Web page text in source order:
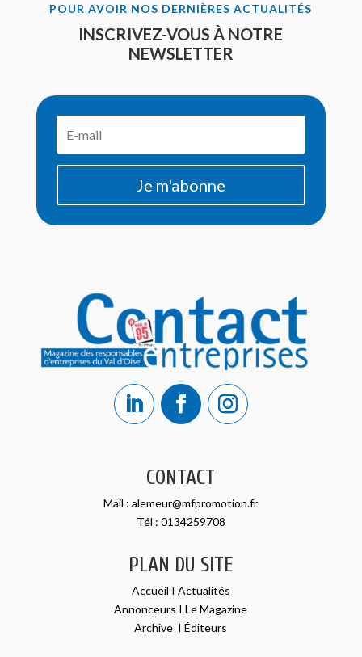
POUR AVOIR NOS DERNIÈRES ACTUALITÉS
INSCRIVEZ-VOUS À NOTRE
NEWSLETTER
Je m'abonne
CONTACT
Mail :alemeur@mfpromotion.fr
Tél : 0134259708
PLAN DU SITE
Accueil I Actualités
Annonceurs ILe Magazine
Archive IÉditeurs